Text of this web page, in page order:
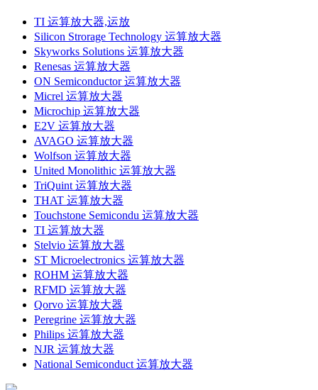
TI 运算放大器,运放
Silicon Strorage Technology 运算放大器
Skyworks Solutions 运算放大器
Renesas 运算放大器
ON Semiconductor 运算放大器
Micrel 运算放大器
Microchip 运算放大器
E2V 运算放大器
AVAGO 运算放大器
Wolfson 运算放大器
United Monolithic 运算放大器
TriQuint 运算放大器
THAT 运算放大器
Touchstone Semicondu 运算放大器
TI 运算放大器
Stelvio 运算放大器
ST Microelectronics 运算放大器
ROHM 运算放大器
RFMD 运算放大器
Qorvo 运算放大器
Peregrine 运算放大器
Philips 运算放大器
NJR 运算放大器
National Semiconduct 运算放大器